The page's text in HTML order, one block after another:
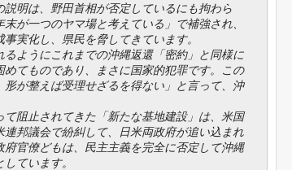
明は、野田首相が否定しているにも拘わら
が一つのヤマ場と考えている」で補強され、
実化し、県民を脅してきています。
るようにこれまでの沖縄返還「密約」と同様に
てものであり、まさに国家的犯罪です。この
が整えば受理せざるを得ない」と言って、沖
阻止されてきた「新たな基地建設」は、米国
邦議会で紛糾して、日米両政府が追い込まれ
官僚どもは、民主主義を完全に否定して沖縄
ています。